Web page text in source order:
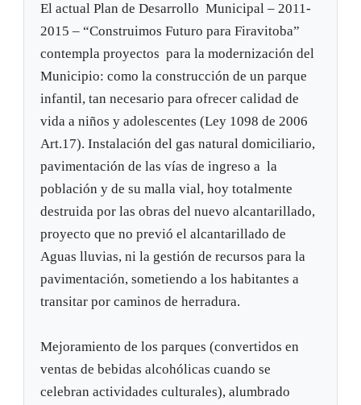
El actual Plan de Desarrollo Municipal – 2011-
2015 – “Construimos Futuro para Firavitoba”
contempla proyectos para la modernización del
Municipio: como la construcción de un parque
infantil, tan necesario para ofrecer calidad de
vida a niños y adolescentes (Ley 1098 de 2006
Art.17). Instalación del gas natural domiciliario,
pavimentación de las vías de ingreso a la
población y de su malla vial, hoy totalmente
destruida por las obras del nuevo alcantarillado,
proyecto que no previó el alcantarillado de
Aguas lluvias, ni la gestión de recursos para la
pavimentación, sometiendo a los habitantes a
transitar por caminos de herradura.
Mejoramiento de los parques (convertidos en
ventas de bebidas alcohólicas cuando se
celebran actividades culturales), alumbrado